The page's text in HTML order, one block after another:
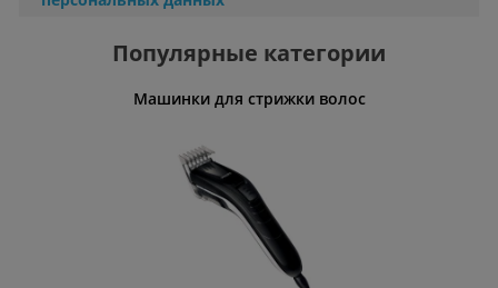
Популярные категории
Машинки для стрижки волос